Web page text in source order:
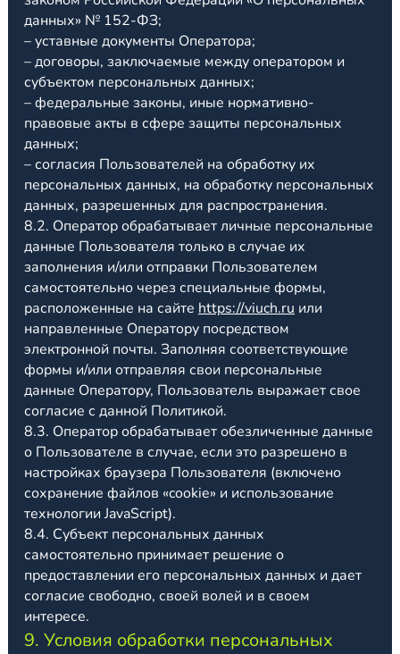
данных» № 152-ФЗ;
– уставные документы Оператора;
– договоры, заключаемые между оператором и
субъектом персональных данных;
– федеральные законы, иные нормативно-
правовые акты в сфере защиты персональных
данных;
– согласия Пользователей на обработку их
персональных данных, на обработку персональных
данных, разрешенных для распространения.
8.2. Оператор обрабатывает личные персональные
данные Пользователя только в случае их
заполнения и/или отправки Пользователем
самостоятельно через специальные формы,
расположенные на сайте https://viuch.ru или
направленные Оператору посредством
электронной почты. Заполняя соответствующие
формы и/или отправляя свои персональные
данные Оператору, Пользователь выражает свое
согласие с данной Политикой.
8.3. Оператор обрабатывает обезличенные данные
о Пользователе в случае, если это разрешено в
настройках браузера Пользователя (включено
сохранение файлов «cookie» и использование
технологии JavaScript).
8.4. Субъект персональных данных
самостоятельно принимает решение о
предоставлении его персональных данных и дает
согласие свободно, своей волей и в своем
интересе.
9. Условия обработки персональных